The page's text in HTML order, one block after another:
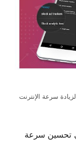
أفضل 10 تطبيقات لزيادة سرعة الإنترنت
تحسين سرعة